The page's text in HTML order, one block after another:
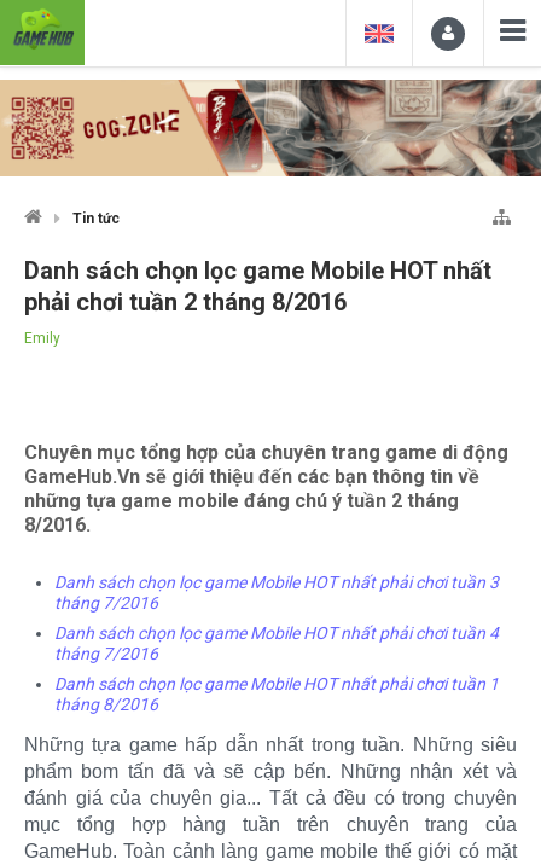
Tin tức
Danh sách chọn lọc game Mobile HOT nhất
phải chơi tuần 2 tháng 8/2016
Emily
Chuyên mục tổng hợp của chuyên trang game di động
GameHub.Vn sẽ giới thiệu đến các bạn thông tin về
những tựa game mobile đáng chú ý tuần 2 tháng
8/2016.
Danh sách chọn lọc game Mobile HOT nhất phải chơi tuần 3
tháng 7/2016
Danh sách chọn lọc game Mobile HOT nhất phải chơi tuần 4
tháng 7/2016
Danh sách chọn lọc game Mobile HOT nhất phải chơi tuần 1
tháng 8/2016
Những tựa game hấp dẫn nhất trong tuần. Những siêu
phẩm bom tấn đã và sẽ cập bến. Những nhận xét và
đánh giá của chuyên gia... Tất cả đều có trong chuyên
mục tổng hợp hàng tuần trên chuyên trang của
GameHub. Toàn cảnh làng game mobile thế giới có mặt